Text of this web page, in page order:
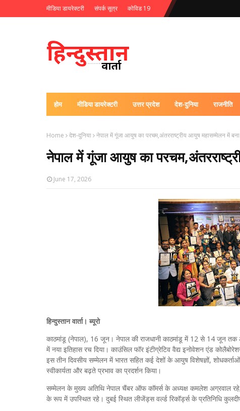
मीडिया डायरेक्टरी संपर्क सूत्र कोविड 19
होम मीडिया डायरेक्टरी उत्तर प्रदेश देश-दुनिया राजनीति
Home देश-दुनिया नेपाल में गूंजा आयुष का परचम,अंतरराष्ट्रीय आयुष महासम्मेलन में बना
नेपाल में गूंजा आयुष का
June 17, 2026
हिन्दुस्तान वार्ता। ब्यूरो
काठमांडू (नेपाल), 16 जून। नेपाल की राजधानी काठमांडू में 12 से 14 जून
में नया इतिहास रच दिया। काउंसिल फॉर इंटीग्रेटिव वैद्य इनोवेशन एंड
इस तीन दिवसीय सम्मेलन में भारत सहित कई देशों के आयुष विशेषज्ञों,
स्वीकार्यता और बढ़ते प्रभाव का प्रदर्शन किया।
सम्मेलन के मुख्य अतिथि नेपाल चैंबर ऑफ कॉमर्स के अध्यक्ष कमलेश अग्रवाल रहे,
के रूप में उपस्थित रहे। दुबई स्थित लीजेंड्स वर्ल्ड रिकॉर्ड्स के प्रतिनिधि